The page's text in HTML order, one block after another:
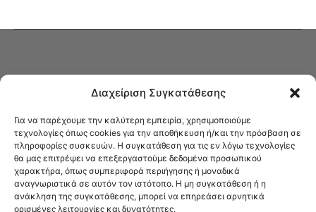
Διαχείριση Συγκατάθεσης
Για να παρέχουμε την καλύτερη εμπειρία, χρησιμοποιούμε
τεχνολογίες όπως cookies για την αποθήκευση ή/και την πρόσβαση σε
πληροφορίες συσκευών. Η συγκατάθεση για τις εν λόγω τεχνολογίες
θα μας επιτρέψει να επεξεργαστούμε δεδομένα προσωπικού
χαρακτήρα, όπως συμπεριφορά περιήγησης ή μοναδικά
αναγνωριστικά σε αυτόν τον ιστότοπο. Η μη συγκατάθεση ή η
ανάκληση της συγκατάθεσης, μπορεί να επηρεάσει αρνητικά
ορισμένες λειτουργίες και δυνατότητες.
Στο Καφενείο θα βρείτε όλες τις ειδήσεις που αφορούν την Νέα
Φιλαδέλφεια και τη Νέα Χαλκηδόνα, καυτή αρθρογραφία, καθώς και
όλα τα νέα που σας αφορούν.